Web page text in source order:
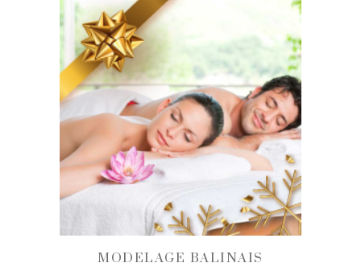
SELECT
OPTIONS
MODELAGE BALINAIS